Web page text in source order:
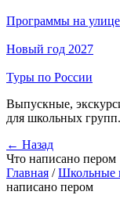
Программы на улице
Новый год 2027
Туры по России
Выпускные,
для школьных
← Назад
Что написано пером
Главная / Школьные
написано пером